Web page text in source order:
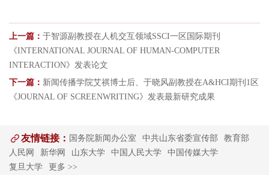
上一篇： 于智源副教授在人机交互领域SSCI一区国际期刊
《INTERNATIONAL JOURNAL OF HUMAN-COMPUTER
INTERACTION》发表论文
下一篇： 新闻传播学院艾祺博士后、于晓风副教授在A&HCI期刊1区
《JOURNAL OF SCREENWRITING》发表最新研究成果
友情链接： 国务院新闻办公室 中共山东省委宣传部
教育部
人民网
新华网 山东大学 中国人民大学
中国传媒大学
复旦大学
更多 >>